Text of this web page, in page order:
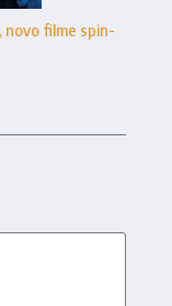
novo filme spin-